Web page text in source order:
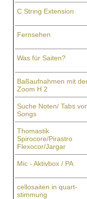
C String Extension
Fernsehen
Was für Saiten?
Baßaufnahmen mit
Zoom H 2
Suche Noten/ Tabs
Songs
Thomastik
Spirocore/Pirastro
Flexocor/Jargar
Mic - Aktivbox / PA
cellosaiten in quart-
stimmung